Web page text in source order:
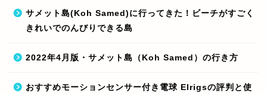
サメット島(Koh Samed)に行ってきた！ビーチがすごく
きれいでのんびりできる島
2022年4月版・サメット島（Koh Samed）の行き方
おすすめモーションセンサー付き電球 Elrigsの評判と使